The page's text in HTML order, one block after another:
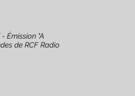
Émission "A
de RCF Radio